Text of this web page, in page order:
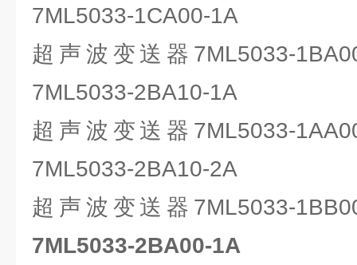
7ML5033-1CA00-1A
超声波变送器7ML5033-
7ML5033-2BA10-1A
超声波变送器7ML5033-
7ML5033-2BA10-2A
超声波变送器7ML5033-
7ML5033-2BA00-1A